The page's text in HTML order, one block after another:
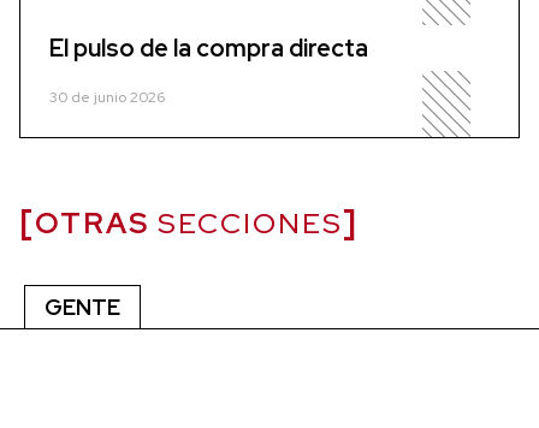
El pulso de la compra directa
30 de junio 2026
OTRAS SECCIONES
GENTE